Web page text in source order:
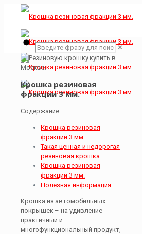
✕
Крошка резиновая
фракции 3 мм.
Содержание:
Крошка резиновая
фракции 3 мм.
Такая ценная и недорогая
резиновая крошка.
Крошка резиновая
фракции 3 мм.
Полезная информация:
Крошка из автомобильных
покрышек – на удивление
практичный и
многофункциональный продукт,